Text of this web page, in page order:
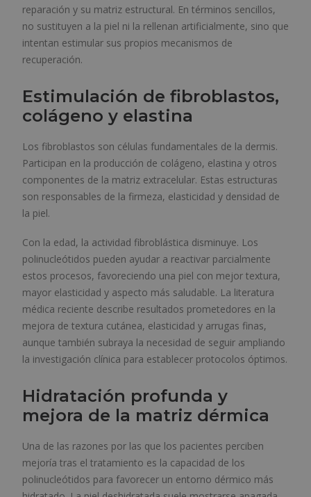
reparación y su matriz estructural. En términos sencillos,
no sustituyen a la piel ni la rellenan artificialmente, sino que
intentan estimular sus propios mecanismos de
recuperación.
Estimulación de fibroblastos,
colágeno y elastina
Los fibroblastos son células fundamentales de la dermis.
Participan en la producción de colágeno, elastina y otros
componentes de la matriz extracelular. Estas estructuras
son responsables de la firmeza, elasticidad y densidad de
la piel.
Con la edad, la actividad fibroblástica disminuye. Los
polinucleótidos pueden ayudar a reactivar parcialmente
estos procesos, favoreciendo una piel con mejor textura,
mayor elasticidad y aspecto más saludable. La literatura
médica reciente describe resultados prometedores en la
mejora de textura cutánea, elasticidad y arrugas finas,
aunque también subraya la necesidad de seguir ampliando
la investigación clínica para establecer protocolos óptimos.
Hidratación profunda y
mejora de la matriz dérmica
Una de las razones por las que los pacientes perciben
mejoría tras el tratamiento es la capacidad de los
polinucleótidos para favorecer un entorno dérmico más